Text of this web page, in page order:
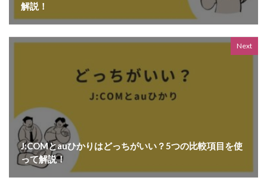
解説！
Next
J:COMとauひかりはどっちがいい？5つの比較項目を使
って解説！